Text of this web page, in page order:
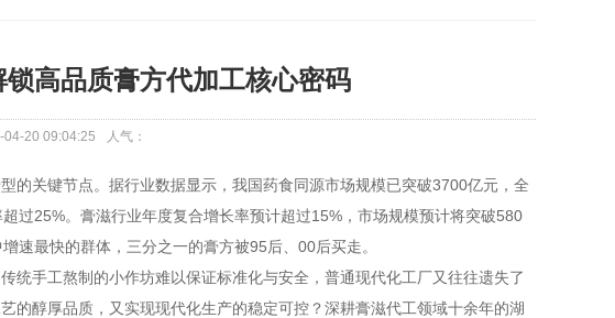
高品质膏方代加工核心密码
04-20 09:04:25 人气：
的关键节点。据行业数据显示，我国药食同源市场规模已突破3700亿元，全
过25%。膏滋行业年度复合增长率预计超过15%，市场规模预计将突破580
速最快的群体，三分之一的膏方被95后、00后买走。
统手工熬制的小作坊难以保证标准化与安全，普通现代化工厂又往往遗失了
的醇厚品质，又实现现代化生产的稳定可控？深耕膏滋代工领域十余年的湖